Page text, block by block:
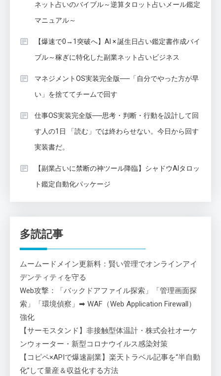
ネット占いのバイブル～逆算タロット占いメール鑑定
マニュアル～
【爆速で0→1突破へ】AI × 誕生日占い鑑定書作成バイ
ブル～稼ぎに特化した副業ネット占いビジネス
マネジメントOS実装完全版──「自分でやった方が早
い」を捨ててチームで回す
仕事OS実装完全版──思考・判断・行動を設計して回
す人の1日 「読む」では終わらせない。今日から回す
実装書だ。
【副業占いに禁断の神ツール降臨】シャドウAIタロッ
ト鑑定自動化パッケージ
多読記事
ムームードメイン更新料：賢い管理でオンラインアイ
デンティティを守る
Web攻撃：「バックドアファイル探索」「管理画面探
索」「環境偵察」➡ WAF（Web Application Firewall）
強化
【サーモスタンド】非接触型体温計・株式会社オーケ
ンウォーター・新型コロナウイルス感染対策
【コピペ×APIで爆速副業】楽天トラベル記事を“半自動
化”して量産＆収益化する方法